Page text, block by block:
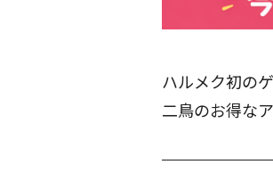
ハルメク初の
二鳥のお得な